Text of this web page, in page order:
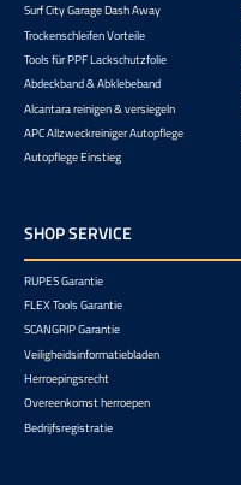
Surf City Garage Dash Away
Trockenschleifen Vorteile
Tools für PPF Lackschutzfolie
Abdeckband & Abklebeband
Alcantara reinigen & versiegeln
APC Allzweckreiniger Autopflege
Autopflege Einstieg
SHOP SERVICE
RUPES Garantie
FLEX Tools Garantie
SCANGRIP Garantie
Veiligheidsinformatiebladen
Herroepingsrecht
Overeenkomst herroepen
Bedrijfsregistratie